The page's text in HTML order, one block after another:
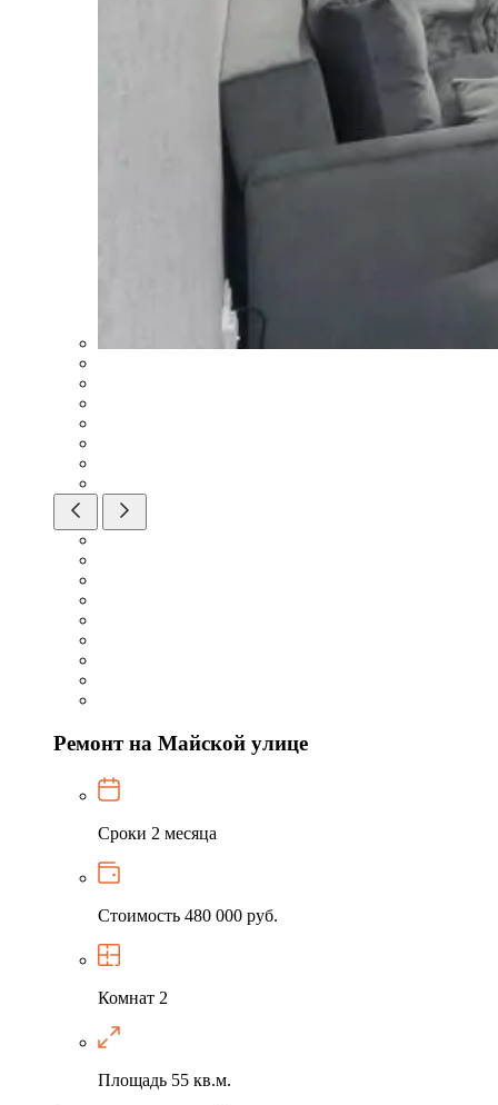
Ремонт на Майской улице
Сроки 2 месяца
Стоимость 480 000 руб.
Комнат 2
Площадь 55 кв.м.